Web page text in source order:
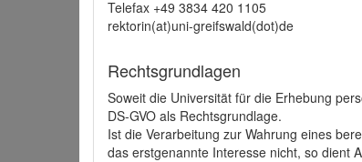
Telefax +49 3834 420 1105
rektorin(at)uni-greifswald(dot)de
Rechtsgrundlagen
Soweit die Universität für die Erhebung
DS-GVO als Rechtsgrundlage.
Ist die Verarbeitung zur Wahrung eines
das erstgenannte Interesse nicht, so dient